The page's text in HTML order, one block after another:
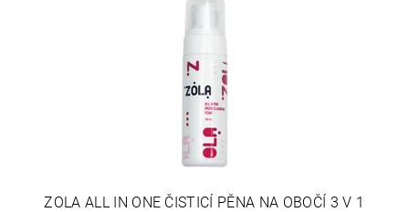
ZOLA ALL IN ONE ČISTICÍ PĚNA NA OBOČÍ 3 V 1